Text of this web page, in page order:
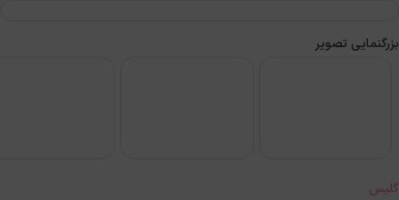
بزرگنمایی تصویر
گلیس